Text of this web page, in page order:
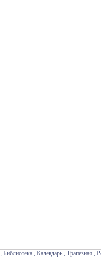
, Библиотека , Календарь , Трапезная ,